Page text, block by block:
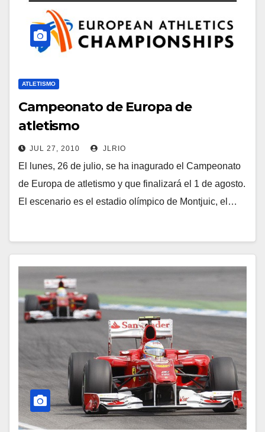
ATLETISMO
Campeonato de Europa de
atletismo
JUL 27, 2010 JLRIO
El lunes, 26 de julio, se ha inagurado el Campeonato
de Europa de atletismo y que finalizará el 1 de agosto.
El escenario es el estadio olímpico de Montjuic, el…